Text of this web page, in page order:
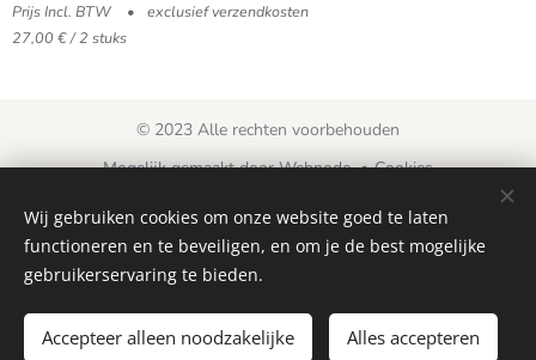
Prijs Incl. BTW
exclusief verzendkosten
27,00 € / 2 stuks
Toevoegen aan de winkelwagen
© 2023 Alle rechten voorbehouden
Mogelijk gemaakt doorWebnode Cookies
Talen
Nederlands
Français
Wij gebruiken cookies om onze website goed te laten
functioneren en te beveiligen, en om je de best mogelijke
gebruikerservaring te bieden.
Accepteer alleen noodzakelijke Alles accepteren